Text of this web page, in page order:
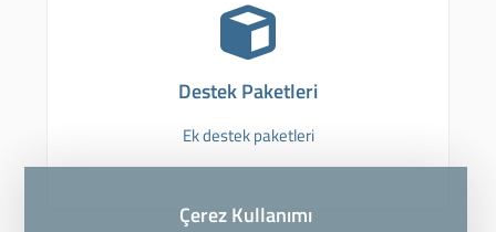
Destek Paketleri
Ek destek paketleri
Çerez Kullanımı